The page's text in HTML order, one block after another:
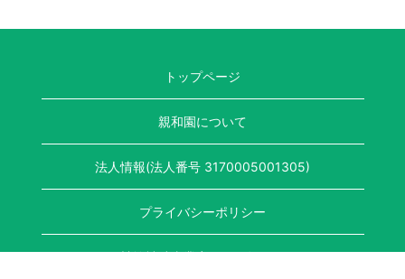
トップページ
親和園について
法人情報(法人番号 3170005001305)
プライバシーポリシー
競輪補助事業完了のお知らせ